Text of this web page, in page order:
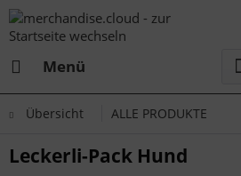
Menü
Übersicht ALLE PRODUKTE
Leckerli-Pack Hund